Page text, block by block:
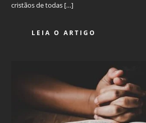
cristãos de todas […]
LEIA O ARTIGO